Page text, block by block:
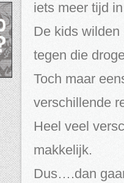
iets meer tijd
De kids wilden
tegen die
Toch maar
verschillende
Heel veel
makkelijk.
Dus….dan